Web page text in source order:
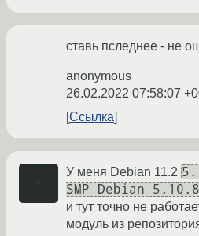
ставь пследнее - не
anonymous
26.02.2022 07:58:07
Ссылка
У меня Debian 11.2
SMP Debian
и тут точно не
модуль из